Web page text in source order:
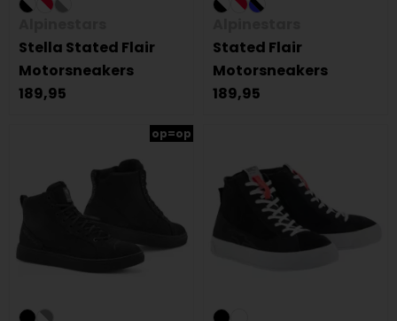
Stella Stated Flair
Motorsneakers
189,95
Stated Flair
Motorsneakers
189,95
op=op